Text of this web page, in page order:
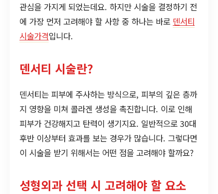
관심을 가지게 되었는데요. 하지만 시술을 결정하기 전
에 가장 먼저 고려해야 할 사항 중 하나는 바로 덴서티
시술가격입니다.
덴서티 시술란?
덴서티는 피부에 주사하는 방식으로, 피부의 깊은 층까
지 영향을 미쳐 콜라겐 생성을 촉진합니다. 이로 인해
피부가 건강해지고 탄력이 생기지요. 일반적으로 30대
후반 이상부터 효과를 보는 경우가 많습니다. 그렇다면
이 시술을 받기 위해서는 어떤 점을 고려해야 할까요?
성형외과 선택 시 고려해야 할 요소